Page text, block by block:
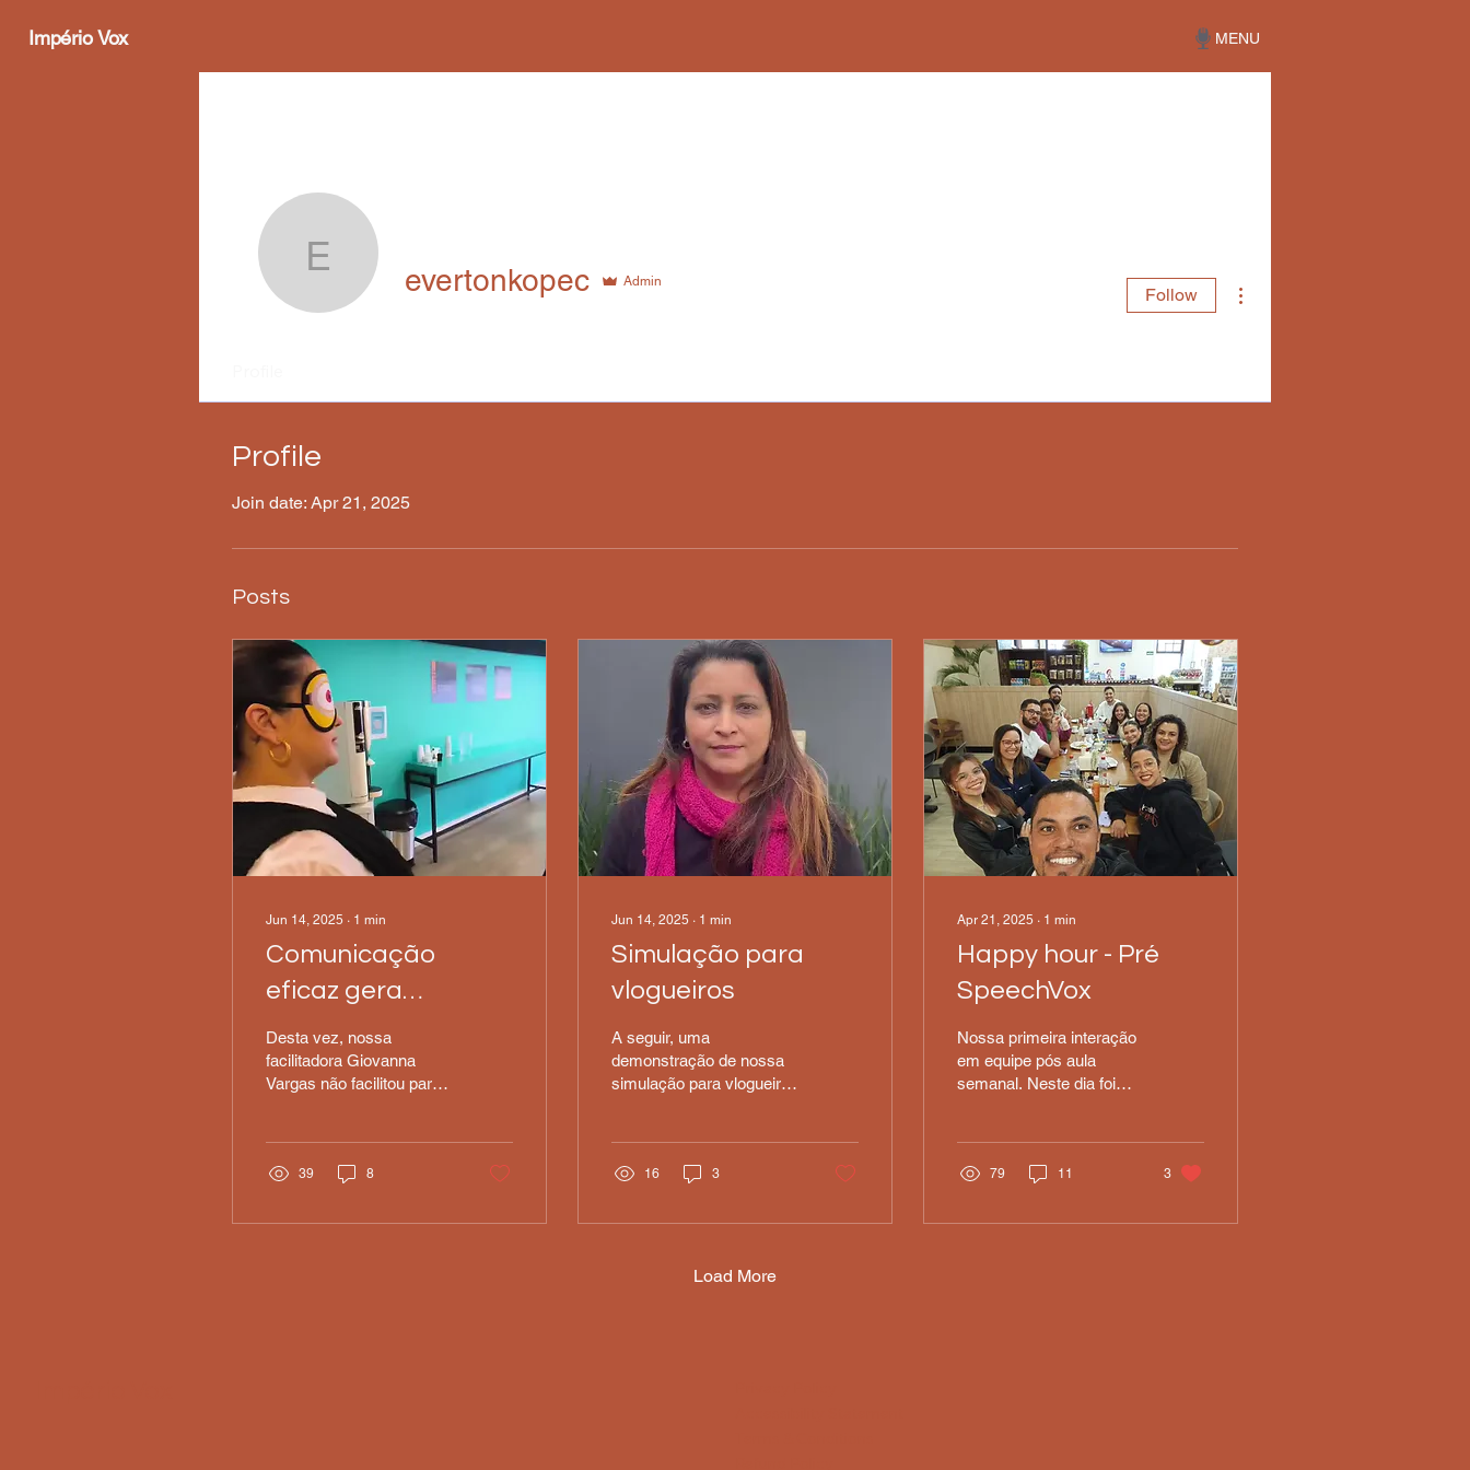
Império Vox MENU
evertonkopec
evertonkopec Admin
Follow
Profile
Join date: Apr 21, 2025
Posts
Jun 14, 2025 ∙ 1 min
Comunicação
eficaz gera
confiança!
Desta vez, nossa
facilitadora Giovanna
Vargas não facilitou para
39 8
Jun 14, 2025 ∙ 1 min
Simulação para
vlogueiros
A seguir, uma
demonstração de nossa
simulação para vlogueiros
16 3
Apr 21, 2025 ∙ 1 min
Happy hour - Pré
SpeechVox
Nossa primeira interação
em equipe pós aula
semanal. Neste dia foi
nos...79 11 3
Load More